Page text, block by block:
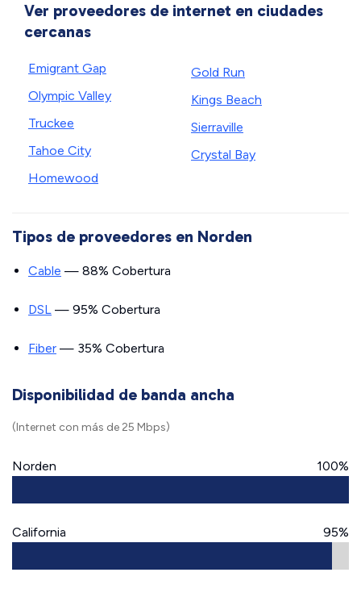
Ver proveedores de internet en ciudades
cercanas
Emigrant Gap
Olympic Valley
Truckee
Tahoe City
Homewood
Gold Run
Kings Beach
Sierraville
Crystal Bay
Tipos de proveedores en Norden
Cable — 88% Cobertura
DSL — 95% Cobertura
Fiber — 35% Cobertura
Disponibilidad de banda ancha
(Internet con más de 25 Mbps)
Norden 100%
California 95%